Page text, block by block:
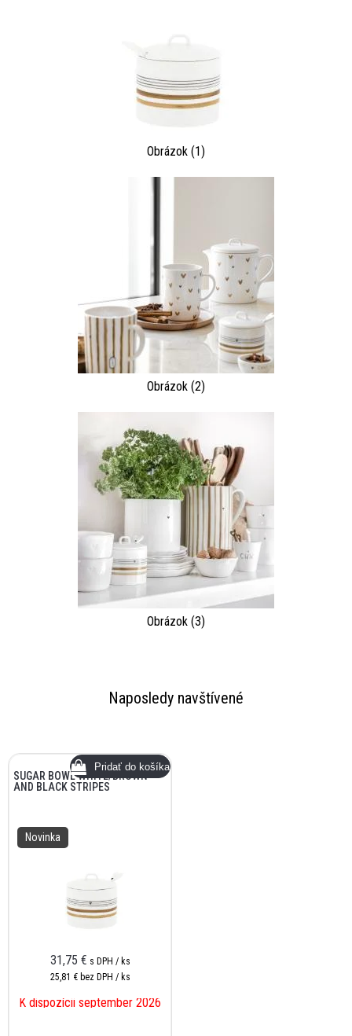
Obrázok (1)
Obrázok (2)
Obrázok (3)
Naposledy navštívené
SUGAR BOWL WHITE/BROWN
AND BLACK STRIPES
Novinka
31,75 € s DPH / ks
25,81 € bez DPH / ks
K dispozícii september 2026